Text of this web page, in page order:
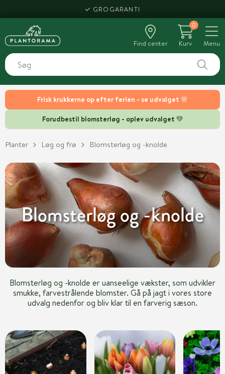
Frisk krukkerne op efter ferien - se udvalget 🌸
Forudbestil blomsterløg - oplev udvalget 💚
HENT SAMME DAG
Find center
0
Kurv
Menu
Planter Løg og frø Blomsterløg og -knolde
Blomsterløg og -knolde
Blomsterløg og -knolde er uanseelige vækster, som udvikler
smukke, farvestrålende blomster. Gå på jagt i vores store
udvalg nedenfor og bliv klar til en farverig sæson.